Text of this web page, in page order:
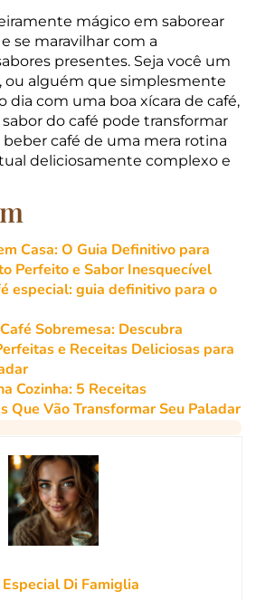
mágico em saborear
se maravilhar com a
presentes. Seja você um
ou alguém que simplesmente
dia com uma boa xícara de café,
do café pode transformar
café de uma mera rotina
deliciosamente complexo e
Casa: O Guia Definitivo para
Perfeito e Sabor Inesquecível
especial: guia definitivo para o
Sobremesa: Descubra
e Receitas Deliciosas para
Cozinha: 5 Receitas
Que Vão Transformar Seu Paladar
Di Famiglia